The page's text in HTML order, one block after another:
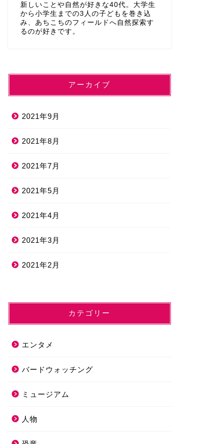
新しいことや自然が好きな40代。大学生
から小学生までの3人の子どもを巻き込
み、あちこちのフィールドへ自然探索す
るのが好きです。
アーカイブ
2021年9月
2021年8月
2021年7月
2021年5月
2021年4月
2021年3月
2021年2月
カテゴリー
エンタメ
バードウォッチング
ミュージアム
人物